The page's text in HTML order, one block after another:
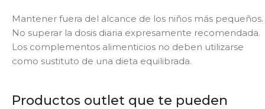
Mantener fuera del alcance de los niños más pequeños.
No superar la dosis diaria expresamente recomendada.
Los complementos alimenticios no deben utilizarse
como sustituto de una dieta equilibrada.
Productos outlet que te pueden